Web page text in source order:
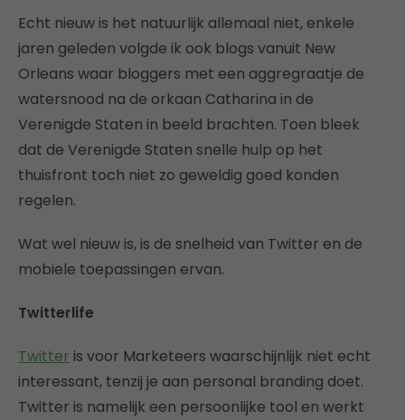
Echt nieuw is het natuurlijk allemaal niet, enkele
jaren geleden volgde ik ook blogs vanuit New
Orleans waar bloggers met een aggregraatje de
watersnood na de orkaan Catharina in de
Verenigde Staten in beeld brachten. Toen bleek
dat de Verenigde Staten snelle hulp op het
thuisfront toch niet zo geweldig goed konden
regelen.
Wat wel nieuw is, is de snelheid van Twitter en de
mobiele toepassingen ervan.
Twitterlife
Twitter is voor Marketeers waarschijnlijk niet echt
interessant, tenzij je aan personal branding doet.
Twitter is namelijk een persoonlijke tool en werkt